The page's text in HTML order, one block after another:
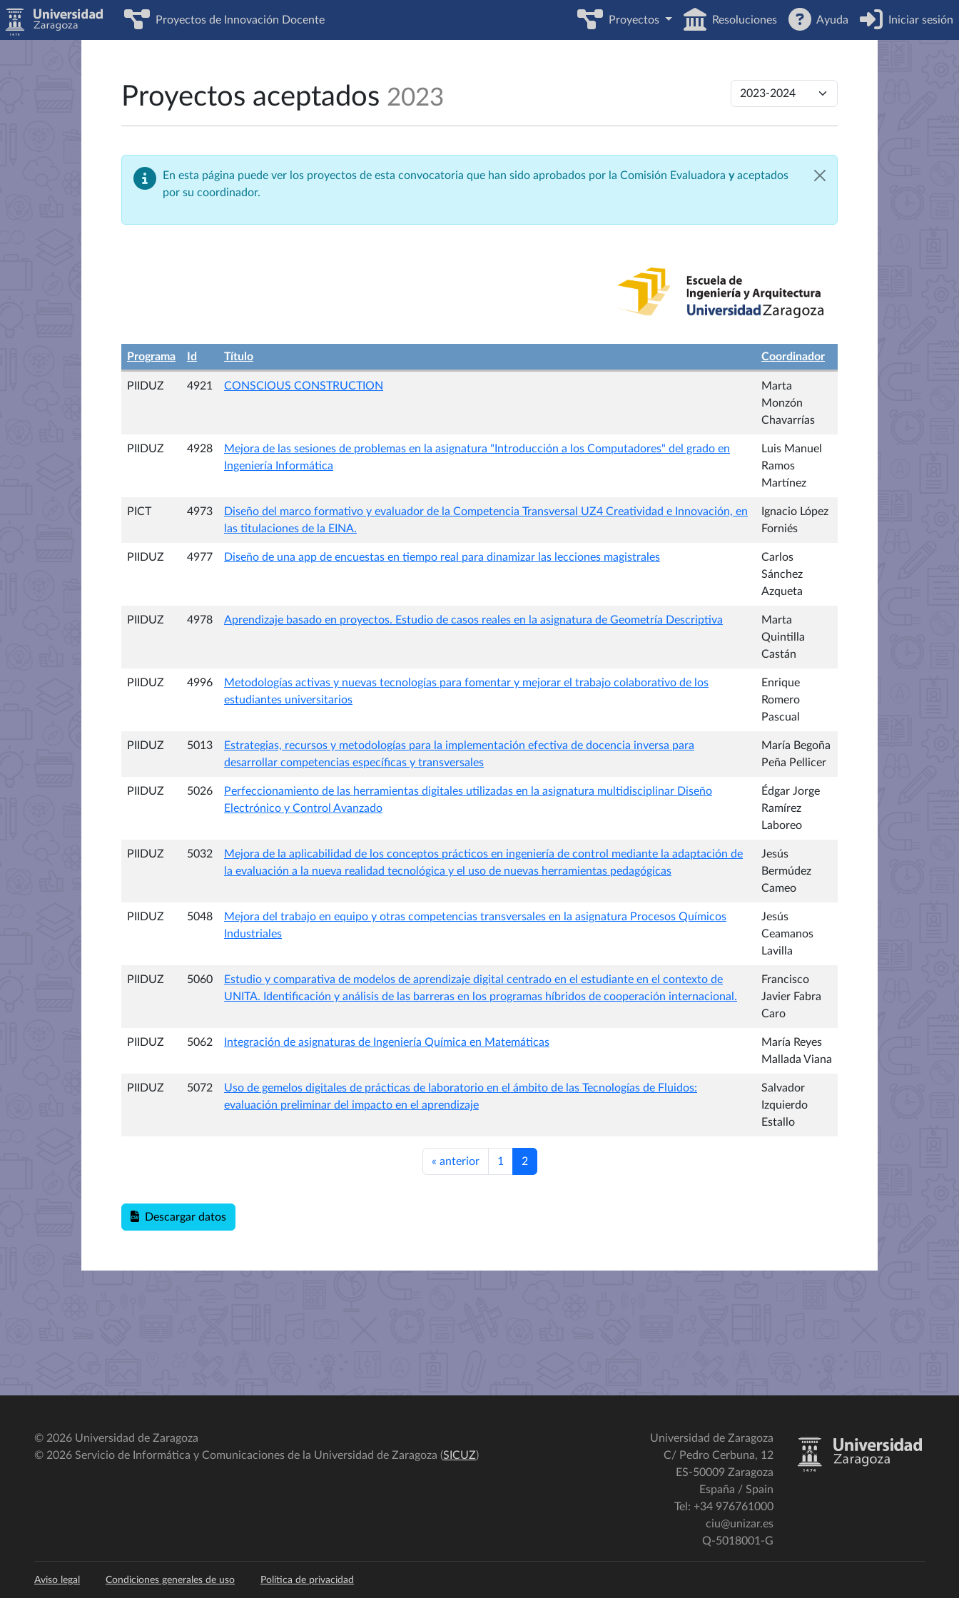
Proyectos de Innovación Docente Proyectos Resoluciones Ayuda Iniciar sesión
Proyectos aceptados 2023
En esta página puede ver los proyectos de esta convocatoria que han sido aprobados por la Comisión Evaluadora yaceptados
por su coordinador.
Programa Id Título Coordinador
PIIDUZ 4921 CONSCIOUS CONSTRUCTION
Marta
Monzón
Chavarrías
PIIDUZ 4928
Mejora de las sesiones de problemas en la asignatura "Introducción a los Computadores" del grado en
Ingeniería Informática
Luis Manuel
Ramos
Martínez
PICT 4973
Diseño del marco formativo y evaluador de la Competencia Transversal UZ4 Creatividad e Innovación, en
las titulaciones de la EINA.
Ignacio López
Forniés
PIIDUZ 4977 Diseño de una app de encuestas en tiempo real para dinamizar las lecciones magistrales
Carlos
Sánchez
Azqueta
PIIDUZ 4978 Aprendizaje basado en proyectos. Estudio de casos reales en la asignatura de Geometría Descriptiva
Marta
Quintilla
Castán
PIIDUZ 4996
Metodologías activas y nuevas tecnologías para fomentar y mejorar el trabajo colaborativo de los
estudiantes universitarios
Enrique
Romero
Pascual
PIIDUZ 5013
Estrategias, recursos y metodologías para la implementación efectiva de docencia inversa para
desarrollar competencias específicas y transversales
María Begoña
Peña Pellicer
PIIDUZ 5026
Perfeccionamiento de las herramientas digitales utilizadas en la asignatura multidisciplinar Diseño
Electrónico y Control Avanzado
Édgar Jorge
Ramírez
Laboreo
PIIDUZ 5032
Mejora de la aplicabilidad de los conceptos prácticos en ingeniería de control mediante la adaptación de
la evaluación a la nueva realidad tecnológica y el uso de nuevas herramientas pedagógicas
Jesús
Bermúdez
Cameo
PIIDUZ 5048
Mejora del trabajo en equipo y otras competencias transversales en la asignatura Procesos Químicos
Industriales
Jesús
Ceamanos
Lavilla
PIIDUZ 5060
Estudio y comparativa de modelos de aprendizaje digital centrado en el estudiante en el contexto de
UNITA. Identificación y análisis de las barreras en los programas híbridos de cooperación internacional.
Francisco
Javier Fabra
Caro
PIIDUZ 5062 Integración de asignaturas de Ingeniería Química en Matemáticas
María Reyes
Mallada Viana
PIIDUZ 5072
Uso de gemelos digitales de prácticas de laboratorio en el ámbito de las Tecnologías de Fluidos:
evaluación preliminar del impacto en el aprendizaje
Salvador
Izquierdo
Estallo
« anterior 1 2
Descargar datos
© 2026 Universidad de Zaragoza
© 2026 Servicio de Informática y Comunicaciones de la Universidad de Zaragoza (SICUZ)
Universidad de Zaragoza
C/ Pedro Cerbuna, 12
ES-50009 Zaragoza
España / Spain
Tel: +34 976761000
ciu@unizar.es
Q-5018001-G
Aviso legal Condiciones generales de uso Política de privacidad